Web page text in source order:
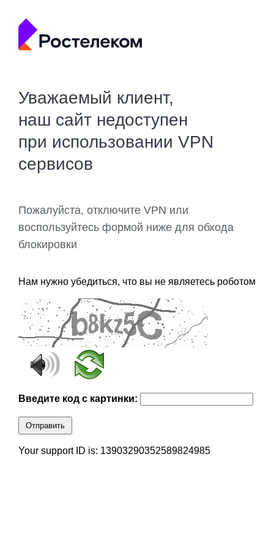
Уважаемый клиент,
наш сайт недоступен
при использовании VPN
сервисов
Пожалуйста, отключите VPN или
воспользуйтесь формой ниже для обхода
блокировки
Нам нужно убедиться, что вы не являетесь роботом
Введите код с картинки:
Отправить
Your support ID is: 13903290352589824985